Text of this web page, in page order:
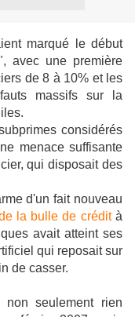
marqué le début
avec une première
de 8 à 10% et les
massifs sur la
considérés
menace suffisante
qui disposait des
d'un fait nouveau
la bulle de crédità
avait atteint ses
qui reposait sur
de casser.
seulement rien